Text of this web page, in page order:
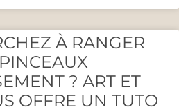
À RANGER
? ART ET
OFFRE UN TUTO